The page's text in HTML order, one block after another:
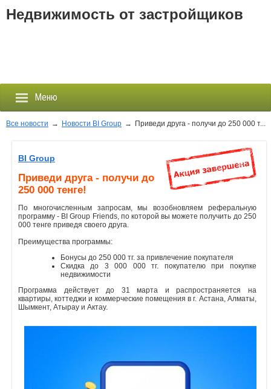
Недвижимость от застройщиков
Меню
Застройщики
Новостройки
Новости
События
Объявления
Все новости → Новости BI Group → Приведи друга - получи до 250 000 т...
BI Group
Приведи друга - получи до
250 000 тенге!
По многочисленным запросам, мы возобновляем реферальную
программу - BI Group Friends, по которой вы можете получить до 250
000 тенге приведя своего друга.⠀
Преимущества программы:
Бонусы до 250 000 тг. за привлечение покупателя
Скидка до 3 000 000 тг. покупателю при покупке
недвижимости
Программа действует до 31 марта и распространяется на
квартиры, коттеджи и коммерческие помещения в г. Астана, Алматы,
Шымкент, Атырау и Актау.